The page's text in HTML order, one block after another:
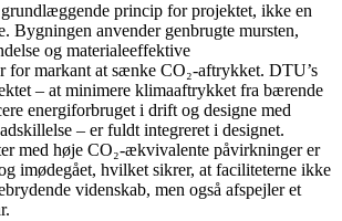
princip for projektet, ikke en
Bygningen anvender genbrugte mursten,
og materialeeffektive
for markant at sænke CO₂-aftrykket. DTU’s
– at minimere klimaaftrykket fra bærende
energiforbruget i drift og designe med
– er fuldt integreret i designet.
med høje CO₂-ækvivalente påvirkninger er
imødegået, hvilket sikrer, at faciliteterne ikke
videnskab, men også afspejler et